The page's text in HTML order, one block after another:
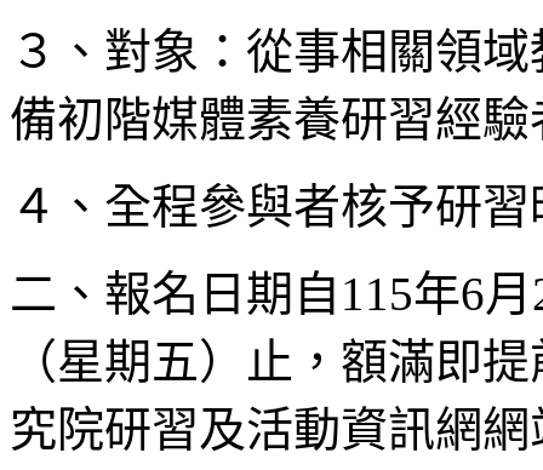
３、對象：從事相關領
備初階媒體素養研習經
４、全程參與者核予研
二、報名日期自115年6
（星期五）止，額滿即
究院研習及活動資訊網